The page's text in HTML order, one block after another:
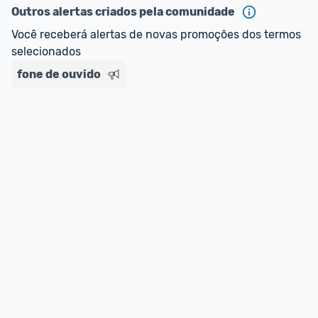
ou MercadoLíder Platinum.
E lembre-se: você sempre pode contar ajuda da
comunidade para tirar dúvidas ou acionar os
nossos Admins marcando
Outros alertas criados pela comunidade
Você receberá alertas de novas promoções dos termos
selecionados
fone de ouvido